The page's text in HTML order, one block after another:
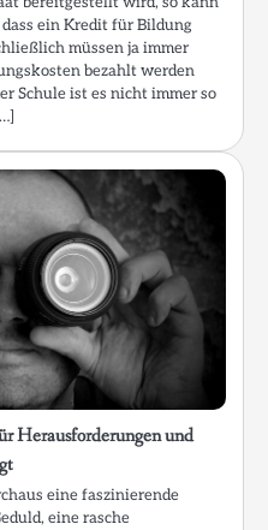
ein Kredit für Bildung
müssen ja immer
bezahlt werden
Schule ist es nicht immer so
Herausforderungen und
eine faszinierende
eine rasche